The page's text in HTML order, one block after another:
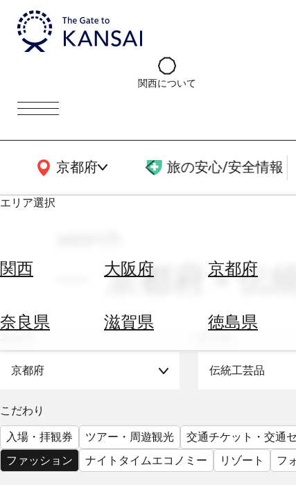
関西について
京都府
関西広域MAP 旅の安心/安全情報
エリア選択
関西 大阪府 京都府
奈良県 滋賀県 徳島県
ホ
す
替
を
調
べ
天
京都府 × 伝
京都府 伝統工芸品
こだわり
入場・拝観券
ツアー・周遊観光 交通チケット・交通
ファッション
ナイトタイムエコノミー リゾート フ